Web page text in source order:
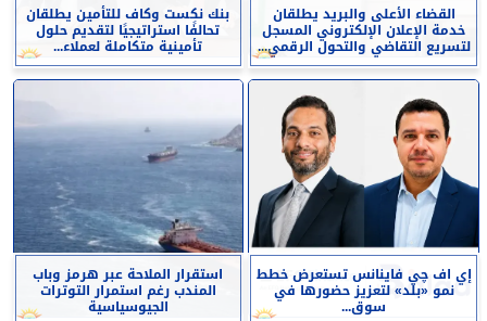
القضاء الأعلى والبريد يطلقان
خدمة الإعلان الإلكتروني المسجل
لتسريع التقاضي والتحول الرقمي...
بنك نكست وكاف للتأمين يطلقان
تحالفًا استراتيجيًا لتقديم حلول
تأمينية متكاملة لعملاء...
إي اف چي فاينانس تستعرض خطط
نمو «بلد» لتعزيز حضورها في
سوق...
استقرار الملاحة عبر هرمز وباب
المندب رغم استمرار التوترات
الجيوسياسية